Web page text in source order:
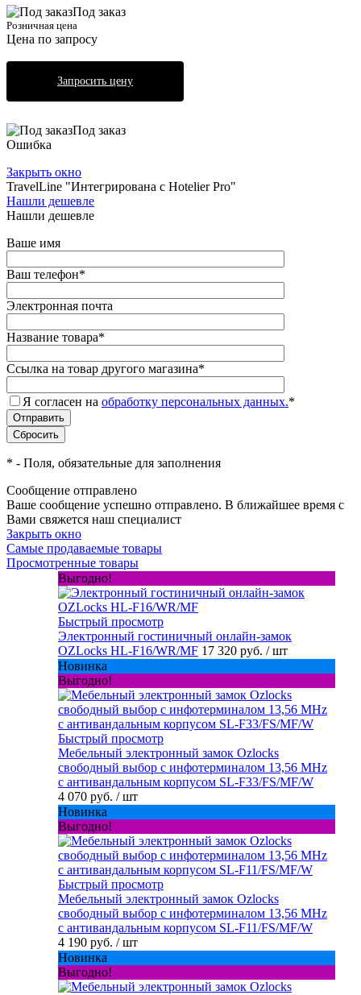
Под заказ
Розничная цена
Цена по запросу
Запросить цену
Под заказ
Ошибка
Закрыть окно
TravelLine "Интегрирована с Hotelier Pro"
Нашли дешевле
Нашли дешевле
Ваше имя
Ваш телефон*
Электронная почта
Название товара*
Ссылка на товар другого магазина*
Я согласен на обработку персональных данных.*
* - Поля, обязательные для заполнения
Сообщение отправлено
Ваше сообщение успешно отправлено. В ближайшее время с
Вами свяжется наш специалист
Закрыть окно
Самые продаваемые товары
Просмотренные товары
Выгодно!
Быстрый просмотр
Электронный гостиничный онлайн-замок
OZLocks HL-F16/WR/MF 17 320 руб. / шт
Новинка
Выгодно!
Быстрый просмотр
Мебельный электронный замок Ozlocks
свободный выбор с инфотерминалом 13,56 MHz
с антивандальным корпусом SL-F33/FS/MF/W
4 070 руб. / шт
Новинка
Выгодно!
Быстрый просмотр
Мебельный электронный замок Ozlocks
свободный выбор с инфотерминалом 13,56 MHz
с антивандальным корпусом SL-F11/FS/MF/W
4 190 руб. / шт
Новинка
Выгодно!